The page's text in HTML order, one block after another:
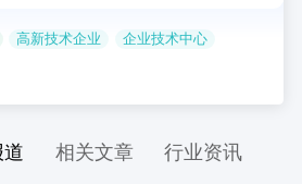
高新技术企业 企业技术中心
相关文章 行业资讯